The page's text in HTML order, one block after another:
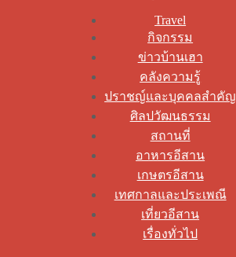
Travel
กิจกรรม
ข่าวบ้านเฮา
คลังความรู้
ปราชญ์และบุคคลสำคัญ
ศิลปวัฒนธรรม
สถานที่
อาหารอีสาน
เกษตรอีสาน
เทศกาลและประเพณี
เที่ยวอีสาน
เรื่องทั่วไป